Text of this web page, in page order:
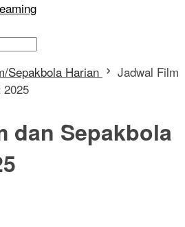
Sepakbola Harian
Jadwal Film
2025
dan Sepakbola